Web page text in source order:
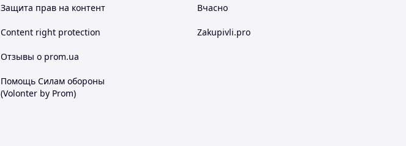
Защита прав на контент
Content right protection
Отзывы о prom.ua
Помощь Силам обороны
(Volonter by Prom)
Вчасно
Zakupivli.pro